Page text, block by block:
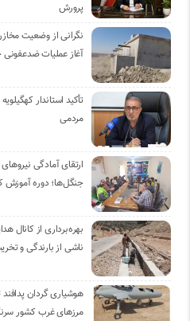
پرورش
نگرانی از وضعیت
آغاز عملیات ضدعفونی
تأکید استاندار
مردمی
ارتقای آمادگی
جنگل‌ها؛ دوره آموزش
بهره‌برداری از کانال
ناشی از بارندگی و
مرزهای غرب کشور